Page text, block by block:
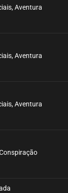
Aventura
Aventura
Aventura